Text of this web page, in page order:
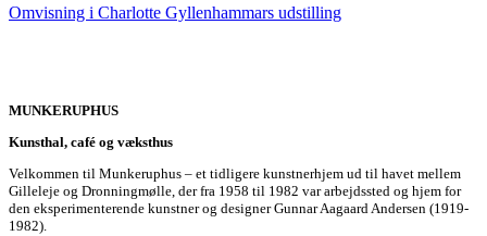
Omvisning i Charlotte Gyllenhammars udstilling
MUNKERUPHUS
Kunsthal, café og væksthus
Velkommen til Munkeruphus – et tidligere kunstnerhjem ud til havet mellem
Gilleleje og Dronningmølle, der fra 1958 til 1982 var arbejdssted og hjem for
den eksperimenterende kunstner og designer Gunnar Aagaard Andersen (1919-
1982).